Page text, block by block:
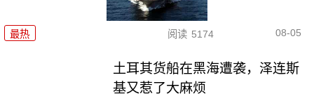
最热 阅读 5174 08-05
土耳其货船在黑海遭袭，泽连斯
基又惹了大麻烦